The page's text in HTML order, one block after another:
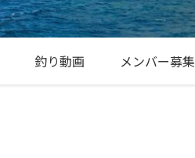
釣り動画 メンバー募集